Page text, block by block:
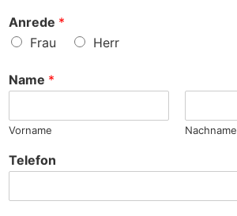
S
a
c
e
d
e
n
Anrede *
Frau
Herr
Name *
Vorname Nachname
Telefon